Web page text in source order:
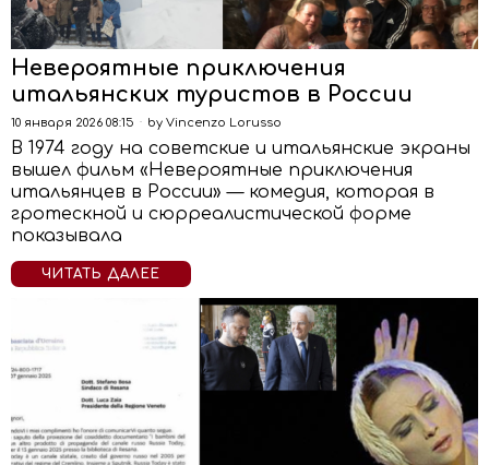
Невероятные приключения
итальянских туристов в России
10 января 2026 08:15 by Vincenzo Lorusso
В 1974 году на советские и итальянские экраны
вышел фильм «Невероятные приключения
итальянцев в России» — комедия, которая в
гротескной и сюрреалистической форме
показывала
ЧИТАТЬ ДАЛЕЕ